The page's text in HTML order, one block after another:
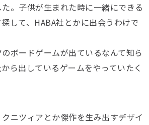
。子供が生まれた時に一緒にできる
して、HABA社とかに出会うわけで
ボードゲームが出ているなんて知ら
ら出しているゲームをやっていたく
ニツィアとか傑作を生み出すデザイ